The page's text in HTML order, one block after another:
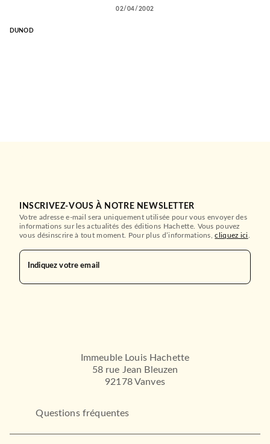
02/04/2002
DUNOD
INSCRIVEZ-VOUS À NOTRE NEWSLETTER
Votre adresse e-mail sera uniquement utilisée pour vous envoyer des
informations sur les actualités des éditions Hachette. Vous pouvez
vous désinscrire à tout moment. Pour plus d’informations,cliquez ici
Indiquez votre email
Immeuble Louis Hachette
58 rue Jean Bleuzen
92178 Vanves
Questions fréquentes